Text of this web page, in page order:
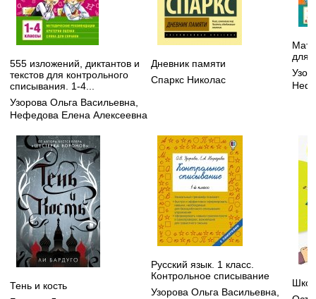
555 изложений, диктантов и
текстов для контрольного
списывания. 1-4...
Узорова Ольга Васильевна
Нефедова Елена Алексеевна
Дневник памяти
Спаркс Николас
для
Тень и кость
Русский язык. 1 класс.
Контрольное списывание
Узорова Ольга Васильевна